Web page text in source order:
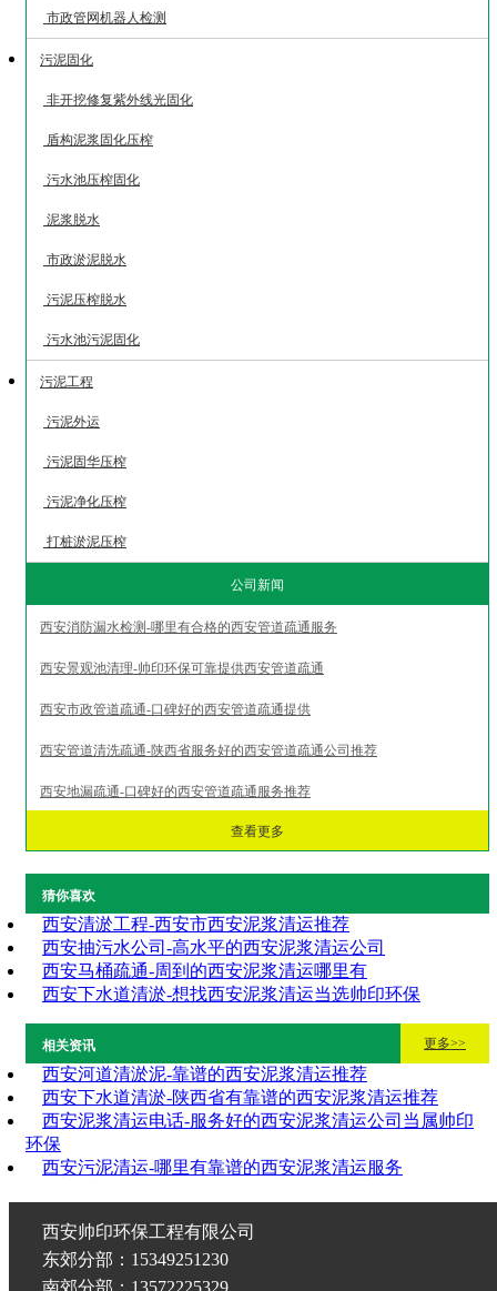
市政管网机器人检测
污泥固化
非开挖修复紫外线光固化
盾构泥浆固化压榨
污水池压榨固化
泥浆脱水
市政淤泥脱水
污泥压榨脱水
污水池污泥固化
污泥工程
污泥外运
污泥固华压榨
污泥净化压榨
打桩淤泥压榨
公司新闻
西安消防漏水检测-哪里有合格的西安管道疏通服务
西安景观池清理-帅印环保可靠提供西安管道疏通
西安市政管道疏通-口碑好的西安管道疏通提供
西安管道清洗疏通-陕西省服务好的西安管道疏通公司推荐
西安地漏疏通-口碑好的西安管道疏通服务推荐
查看更多
猜你喜欢
西安清淤工程-西安市西安泥浆清运推荐
西安抽污水公司-高水平的西安泥浆清运公司
西安马桶疏通-周到的西安泥浆清运哪里有
西安下水道清淤-想找西安泥浆清运当选帅印环保
相关资讯 更多>>
西安河道清淤泥-靠谱的西安泥浆清运推荐
西安下水道清淤-陕西省有靠谱的西安泥浆清运推荐
西安泥浆清运电话-服务好的西安泥浆清运公司当属帅印
环保
西安污泥清运-哪里有靠谱的西安泥浆清运服务
西安帅印环保工程有限公司
东郊分部：15349251230
南郊分部：13572225329